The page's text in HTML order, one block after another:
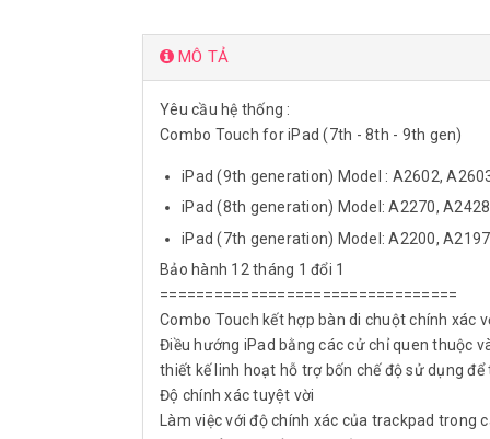
MÔ TẢ
Yêu cầu hệ thống :
Combo Touch for iPad (7th - 8th - 9th gen)
iPad (9th generation) Model : A2602,
iPad (8th generation) Model: A2270,
iPad (7th generation) Model: A2200,
Bảo hành 12 tháng 1 đổi 1
=================================
Combo Touch kết hợp bàn di chuột chính xác
Điều hướng iPad bằng các cử chỉ quen thuộc
thiết kế linh hoạt hỗ trợ bốn chế độ sử dụng
Độ chính xác tuyệt vời
Làm việc với độ chính xác của trackpad trong